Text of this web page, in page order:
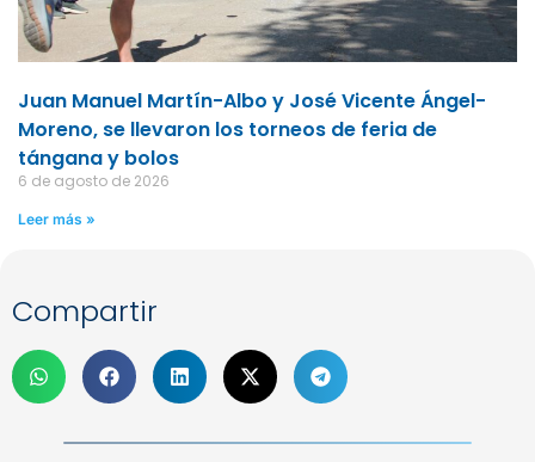
Juan Manuel Martín-Albo y José Vicente Ángel-
Moreno, se llevaron los torneos de feria de
tángana y bolos
6 de agosto de 2026
Leer más »
Compartir